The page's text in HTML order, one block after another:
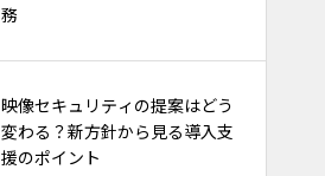
務
映像セキュリティの提案はどう
変わる？新方針から見る導入支
援のポイント
動向から見る警備会社の備え
警備採用で注目される「給与前
払い制度」｜求人訴求・定着支
援に活用するポイント